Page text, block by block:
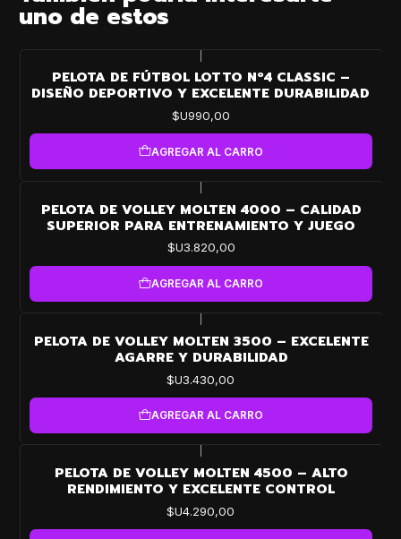
uno de estos
PELOTA DE FÚTBOL LOTTO Nº4 CLASSIC –
DISEÑO DEPORTIVO Y EXCELENTE DURABILIDAD
$U990,00
AGREGAR AL CARRO
PELOTA DE VOLLEY MOLTEN 4000 – CALIDAD
SUPERIOR PARA ENTRENAMIENTO Y JUEGO
$U3.820,00
AGREGAR AL CARRO
PELOTA DE VOLLEY MOLTEN 3500 – EXCELENTE
AGARRE Y DURABILIDAD
$U3.430,00
AGREGAR AL CARRO
PELOTA DE VOLLEY MOLTEN 4500 – ALTO
RENDIMIENTO Y EXCELENTE CONTROL
$U4.290,00